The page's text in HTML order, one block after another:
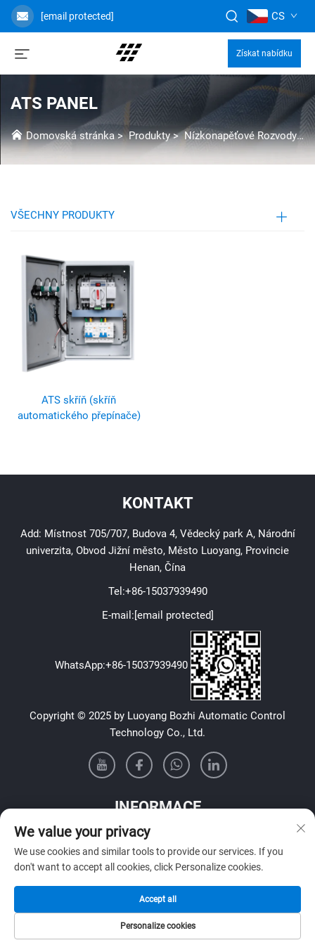
[email protected] CS
Získat nabídku
ATS PANEL
Domovská stránka>Produkty>Nízkonapěťové Rozvody>
VŠECHNY PRODUKTY
ATS skříň (skříň
automatického přepínače)
KONTAKT
Add: Místnost 705/707, Budova 4, Vědecký park A, Národní
univerzita, Obvod Jižní město, Město Luoyang, Provincie
Henan, Čína
Tel:+86-15037939490
E-mail:[email protected]
WhatsApp:+86-15037939490
Copyright © 2025 by Luoyang Bozhi Automatic Control
Technology Co., Ltd.
INFORMACE
Přihlaste se k odběru našeho týdenního newsletteru
Odeslat
We value your privacy
We use cookies and similar tools to provide our services. If you
don't want to accept all cookies, click Personalize cookies.
Personalize cookies
Accept all